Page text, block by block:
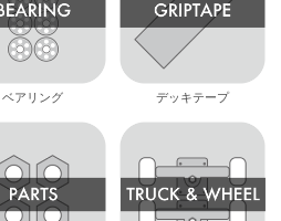
ベアリング デッキテープ